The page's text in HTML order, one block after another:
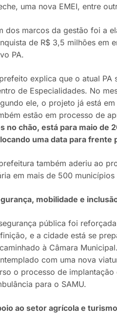
uma nova EMEI, entre
dos marcos da gestão foi a
de R$ 3,5 milhões em
PA.
explica que o atual
de Especialidades. No
ele, o projeto já está
estão em processo de
no chão, está para maio de
uma data para frente
também aderiu ao
em mais de 500
mobilidade e
pública foi
e a cidade está se
à Câmara
com uma nova
o processo de
para o SAMU.
ao setor agrícola e